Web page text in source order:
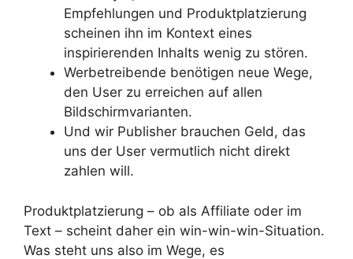
Empfehlungen und Produktplatzierung
scheinen ihn im Kontext eines
inspirierenden Inhalts wenig zu stören.
Werbetreibende benötigen neue Wege,
den User zu erreichen auf allen
Bildschirmvarianten.
Und wir Publisher brauchen Geld, das
uns der User vermutlich nicht direkt
zahlen will.
Produktplatzierung – ob als Affiliate oder im
Text – scheint daher ein win-win-win-Situation.
Was steht uns also im Wege, es